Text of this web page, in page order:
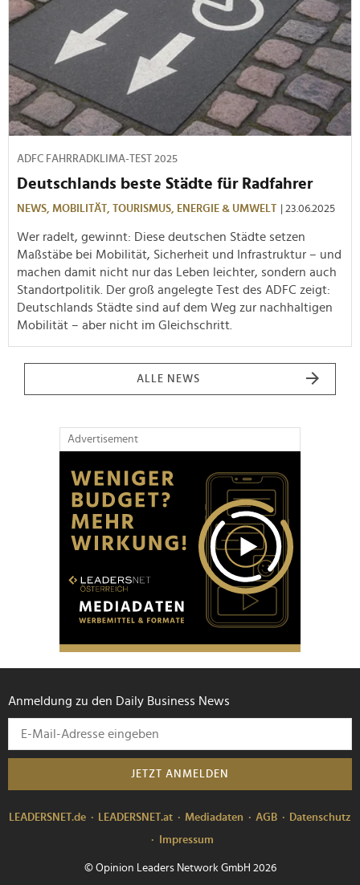
ADFC FAHRRADKLIMA-TEST 2025
Deutschlands beste Städte für Radfahrer
NEWS, MOBILITÄT, TOURISMUS, ENERGIE & UMWELT | 23.06.2025
Wer radelt, gewinnt: Diese deutschen Städte setzen
Maßstäbe bei Mobilität, Sicherheit und Infrastruktur – und
machen damit nicht nur das Leben leichter, sondern auch
Standortpolitik. Der groß angelegte Test des ADFC zeigt:
Deutschlands Städte sind auf dem Weg zur nachhaltigen
Mobilität – aber nicht im Gleichschritt.
ALLE NEWS
Advertisement
Anmeldung zu den Daily Business News
JETZT ANMELDEN
LEADERSNET.de LEADERSNET.at Mediadaten AGB
Datenschutz
Impressum
© Opinion Leaders Network GmbH 2026